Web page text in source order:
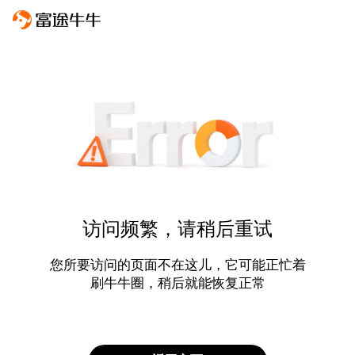
访问频繁，请稍后重试
您所要访问的页面不在这儿，它可能正忙着
刷牛牛圈，稍后就能恢复正常